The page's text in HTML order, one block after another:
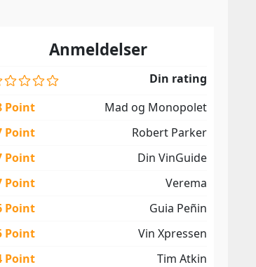
Anmeldelser
Din rating
Point
Mad og Monopolet
Point
Robert Parker
Point
Din VinGuide
Point
Verema
Point
Guia Peñin
Point
Vin Xpressen
Point
Tim Atkin